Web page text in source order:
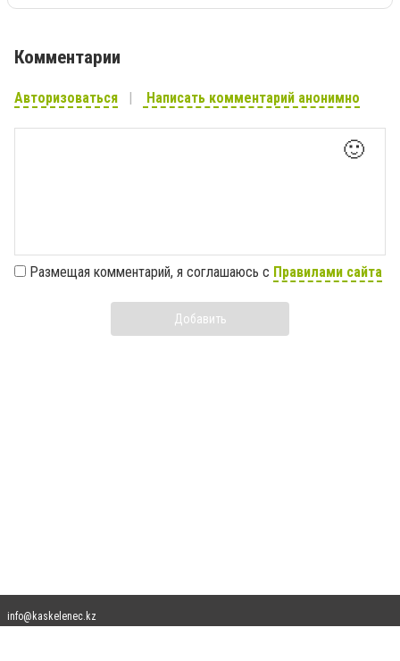
Комментарии
Авторизоваться Написать комментарий анонимно
🙂
Размещая комментарий, я соглашаюсь с Правилами сайта
Добавить
info@kaskelenec.kz